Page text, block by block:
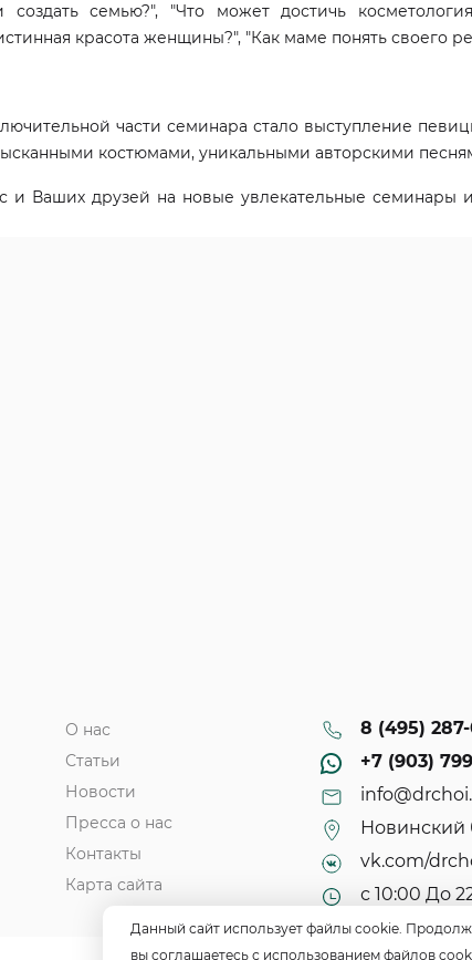
Ен
Данный сайт использует файлы cookie.
вы соглашаетесь с использованием файлов
создать семью?", "Что может достичь
красота женщины?", "Как маме понять своего
части семинара стало выступление
костюмами, уникальными авторскими
Ваших друзей на новые увлекательные семинары
О нас
Статьи
Новости
Пресса о нас
Контакты
Карта сайта
8 (495)
+7 (903)
Новинский
vk.com/
с 10:00 До